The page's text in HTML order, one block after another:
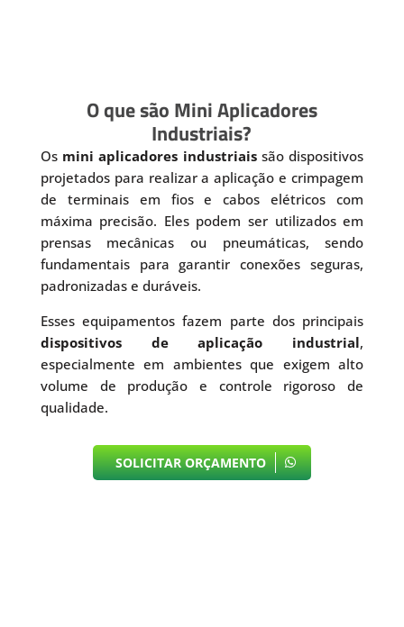
O que são Mini Aplicadores
Industriais?
Os mini aplicadores industriaissão dispositivos
projetados para realizar a aplicação e crimpagem
de terminais em fios e cabos elétricos com
máxima precisão. Eles podem ser utilizados em
prensas mecânicas ou pneumáticas, sendo
fundamentais para garantir conexões seguras,
padronizadas e duráveis.
Esses equipamentos fazem parte dos principais
dispositivos de aplicação industrial,
especialmente em ambientes que exigem alto
volume de produção e controle rigoroso de
qualidade.
SOLICITAR ORÇAMENTO